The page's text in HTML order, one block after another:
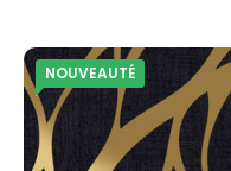
NOUVEAUTÉ